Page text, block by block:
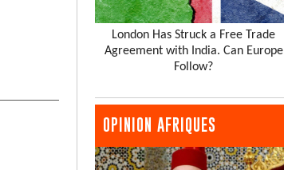
London Has Struck a Free Trade
Agreement with India. Can Europe
Follow?
OPINION AFRIQUES